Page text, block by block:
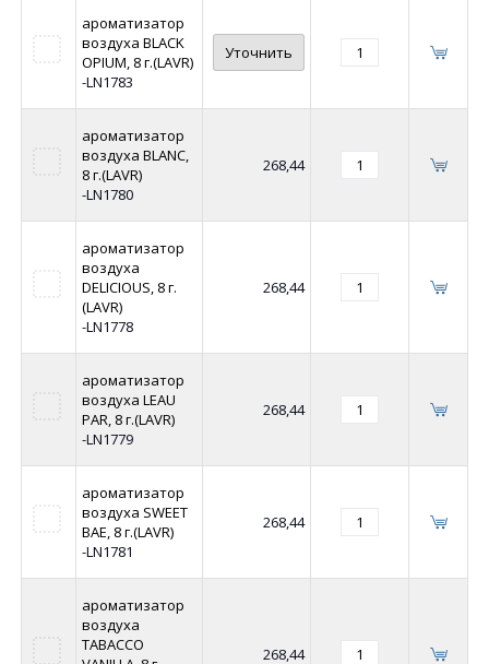
ароматизатор
воздуха BLACK
OPIUM, 8 г.(LAVR)
-LN1783
Уточнить
ароматизатор
воздуха BLANC,
8 г.(LAVR)
-LN1780
268,44
ароматизатор
воздуха
DELICIOUS, 8 г.
(LAVR)
-LN1778
268,44
ароматизатор
воздуха LEAU
PAR, 8 г.(LAVR)
-LN1779
268,44
ароматизатор
воздуха SWEET
BAE, 8 г.(LAVR)
-LN1781
268,44
ароматизатор
воздуха
TABACCO
268,44